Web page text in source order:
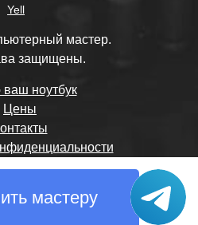
Yell
мастер.
защищены.
ваш ноутбук
Цены
мастеру